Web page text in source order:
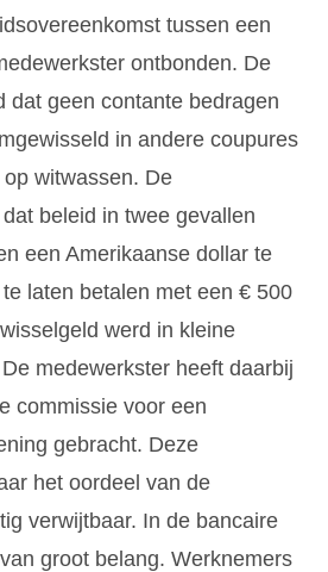
tussen een
ontbonden. De
dat geen contante bedragen
in andere coupures
witwassen. De
beleid in twee gevallen
een Amerikaanse dollar te
laten betalen met een € 500
werd in kleine
medewerkster heeft daarbij
commissie voor een
gebracht. Deze
het oordeel van de
verwijtbaar. In de bancaire
groot belang. Werknemers